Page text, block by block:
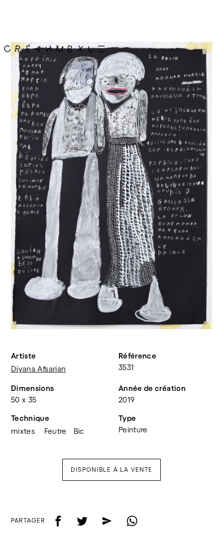
Artiste
Diyana Afsarian
Référence
3531
Dimensions
50 x 35
Année de création
2019
Technique
mixtes
Feutre Bic
Type
Peinture
DISPONIBLE À LA VENTE
PARTAGER f t e w